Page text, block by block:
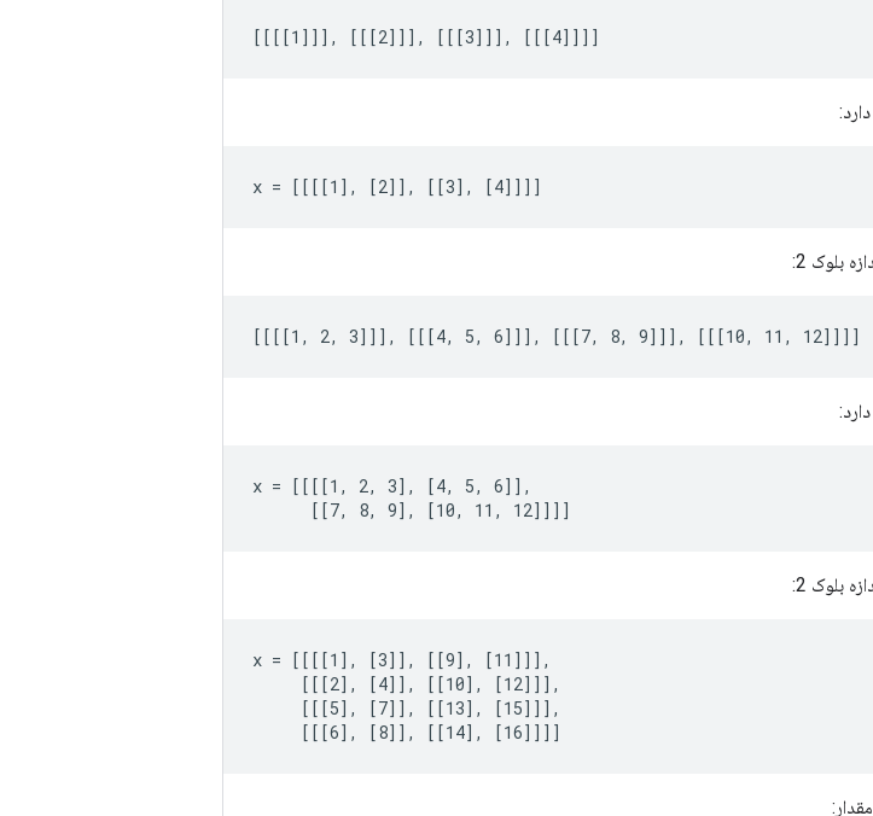
[[[[1]]], [[[2]]], [[[3]]], [[[4]]]]
x = [[[[1], [2]], [[3], [4]]]]
بلوک 2:
[[[[1, 2, 3]]], [[[4, 5, 6]]], [[[7, 8, 9]]], [[[10, 11, 12]]]]
x = [[[[1, 2, 3], [4, 5, 6]],
      [[7, 8, 9], [10, 11, 12]]]]
بلوک 2:
x = [[[[1], [3]], [[9], [11]]],
     [[[2], [4]], [[10], [12]]],
     [[[5], [7]], [[13], [15]]],
     [[[6], [8]], [[14], [16]]]]